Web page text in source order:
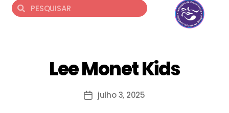
Lee Monet Kids
julho 3, 2025